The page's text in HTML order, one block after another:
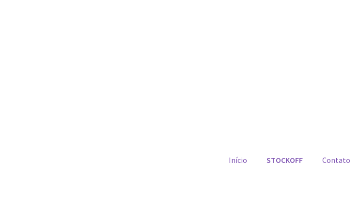
Início STOCKOFF Contato